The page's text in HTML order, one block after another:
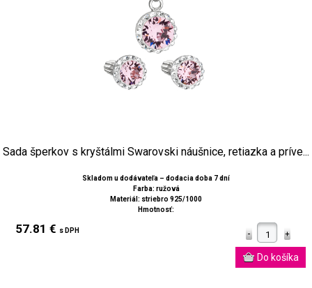
Sada šperkov s kryštálmi Swarovski náušnice, retiazka a príve...
Skladom u dodávateľa – dodacia doba 7 dní
Farba: ružová
Materiál: striebro 925/1000
Hmotnosť:
57.81 € s DPH